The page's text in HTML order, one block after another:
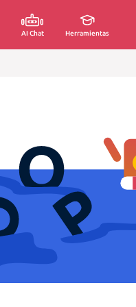
AI Chat Herramientas